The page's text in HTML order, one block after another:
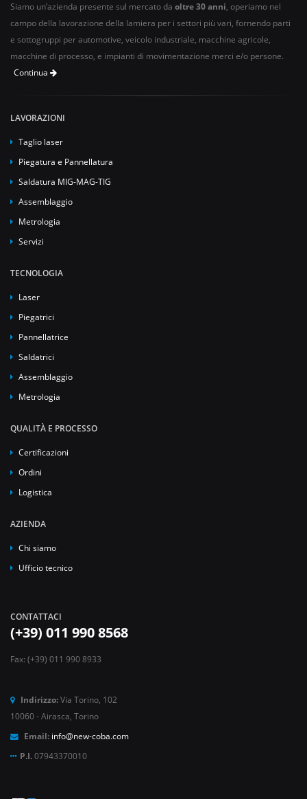
Siamo un’azienda presente sul mercato da oltre 30 anni , operiamo nel
campo della lavorazione della lamiera per i settori più vari, fornendo parti
e sottogruppi per automotive, veicolo industriale, macchine agricole,
macchine di processo, e impianti di movimentazione merci e/o persone.
Continua
LAVORAZIONI
Taglio laser
Piegatura e Pannellatura
Saldatura MIG-MAG-TIG
Assemblaggio
Metrologia
Servizi
TECNOLOGIA
Laser
Piegatrici
Pannellatrice
Saldatrici
Assemblaggio
Metrologia
QUALITÀ E PROCESSO
Certificazioni
Ordini
Logistica
AZIENDA
Chi siamo
Ufficio tecnico
CONTATTACI
(+39) 011 990 8568
Fax: (+39) 011 990 8933
Indirizzo:Via Torino, 102
10060 - Airasca, Torino
Email: info@new-coba.com
P.I.07943370010